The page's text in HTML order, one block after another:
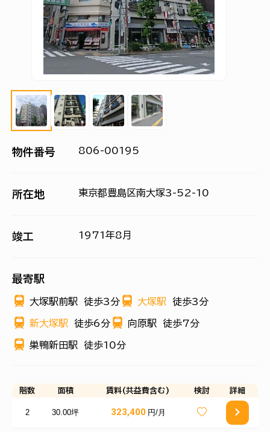
物件番号 806-00195
所在地 東京都豊島区南大塚3-52-10
竣工 1971年8月
最寄駅
大塚駅前駅 徒歩3分 大塚駅 徒歩3分
新大塚駅 徒歩6分 向原駅 徒歩7分
巣鴨新田駅 徒歩10分
階数 面積 賃料(共益費含む) 検討 詳細
2 30.00坪 323,400 円/月